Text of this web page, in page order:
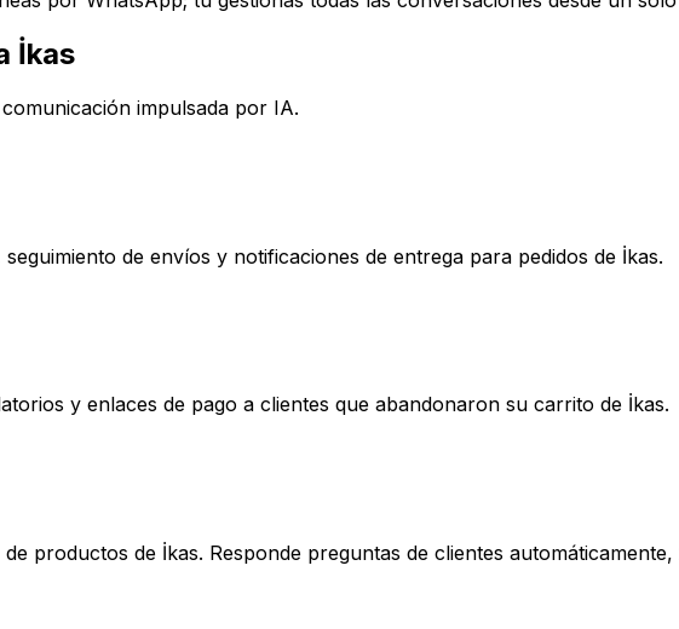
İkas
impulsada por IA.
de envíos y notificaciones de entrega para pedidos de İkas.
y enlaces de pago a clientes que abandonaron su carrito de İkas.
productos de İkas. Responde preguntas de clientes automáticamente,